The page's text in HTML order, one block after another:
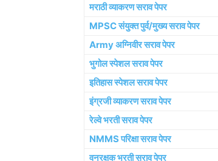
मराठी व्याकरण सराव पेपर
MPSC संयुक्त पुर्व/मुख्य सराव पेपर
Army अग्निवीर सराव पेपर
भुगोल स्पेशल सराव पेपर
इतिहास स्पेशल सराव पेपर
इंग्रजी व्याकरण सराव पेपर
रेल्वे भरती सराव पेपर
NMMS परिक्षा सराव पेपर
वनरक्षक भरती सराव पेपर